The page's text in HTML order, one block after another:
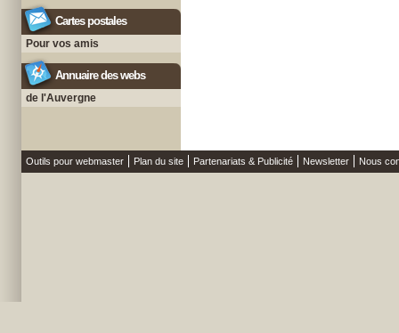
Cartes postales
Pour vos amis
Annuaire des webs
de l'Auvergne
Outils pour webmaster Plan du site Partenariats & Publicité Newsletter Nous